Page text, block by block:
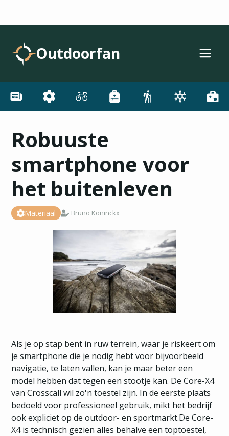
Outdoorfan
Robuuste
smartphone voor
het buitenleven
Materiaal Bruno Koninckx
Als je op stap bent in ruw terrein, waar je riskeert om
je smartphone die je nodig hebt voor bijvoorbeeld
navigatie, te laten vallen, kan je maar beter een
model hebben dat tegen een stootje kan. De Core-X4
van Crosscall wil zo'n toestel zijn. In de eerste plaats
bedoeld voor professioneel gebruik, mikt het bedrijf
ook expliciet op de outdoor- en sportmarkt.De Core-
X4 is technisch gezien alles behalve een toptoestel,